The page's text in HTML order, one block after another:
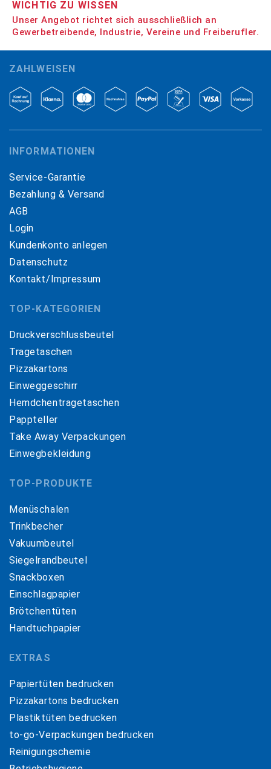
WICHTIG ZU WISSEN
Unser Angebot richtet sich ausschließlich an
Gewerbetreibende, Industrie, Vereine und Freiberufler.
ZAHLWEISEN
INFORMATIONEN
Service-Garantie
Bezahlung & Versand
AGB
Login
Kundenkonto anlegen
Datenschutz
Kontakt/Impressum
TOP-KATEGORIEN
Druckverschlussbeutel
Tragetaschen
Pizzakartons
Einweggeschirr
Hemdchentragetaschen
Pappteller
Take Away Verpackungen
Einwegbekleidung
TOP-PRODUKTE
Menüschalen
Trinkbecher
Vakuumbeutel
Siegelrandbeutel
Snackboxen
Einschlagpapier
Brötchentüten
Handtuchpapier
EXTRAS
Papiertüten bedrucken
Pizzakartons bedrucken
Plastiktüten bedrucken
to-go-Verpackungen bedrucken
Reinigungschemie